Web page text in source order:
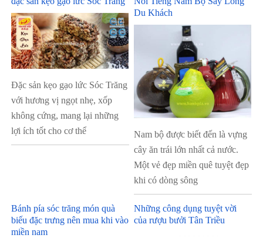
Đặc sản kẹo gạo lức Sóc Trăng
với hương vị ngọt nhẹ, xốp
không cứng, mang lại những
lợi ích tốt cho cơ thể
Du Khách
Nam bộ được biết đến là vựng
cây ăn trái lớn nhất cả nước.
Một vẻ đẹp miền quê tuyệt đẹp
khi có dòng sông
Bánh pía sóc trăng món quà
biếu đặc trưng nên mua khi vào
miền nam
Những công dụng tuyệt vời
của rượu bưởi Tân Triều